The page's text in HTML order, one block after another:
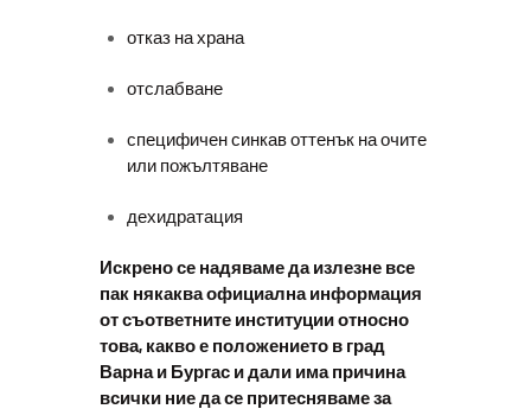
отказ на храна
отслабване
специфичен синкав оттенък на очите
или пожълтяване
дехидратация
Искрено се надяваме да излезне все
пак някаква официална информация
от съответните институции относно
това, какво е положението в град
Варна и Бургас и дали има причина
всички ние да се притесняваме за